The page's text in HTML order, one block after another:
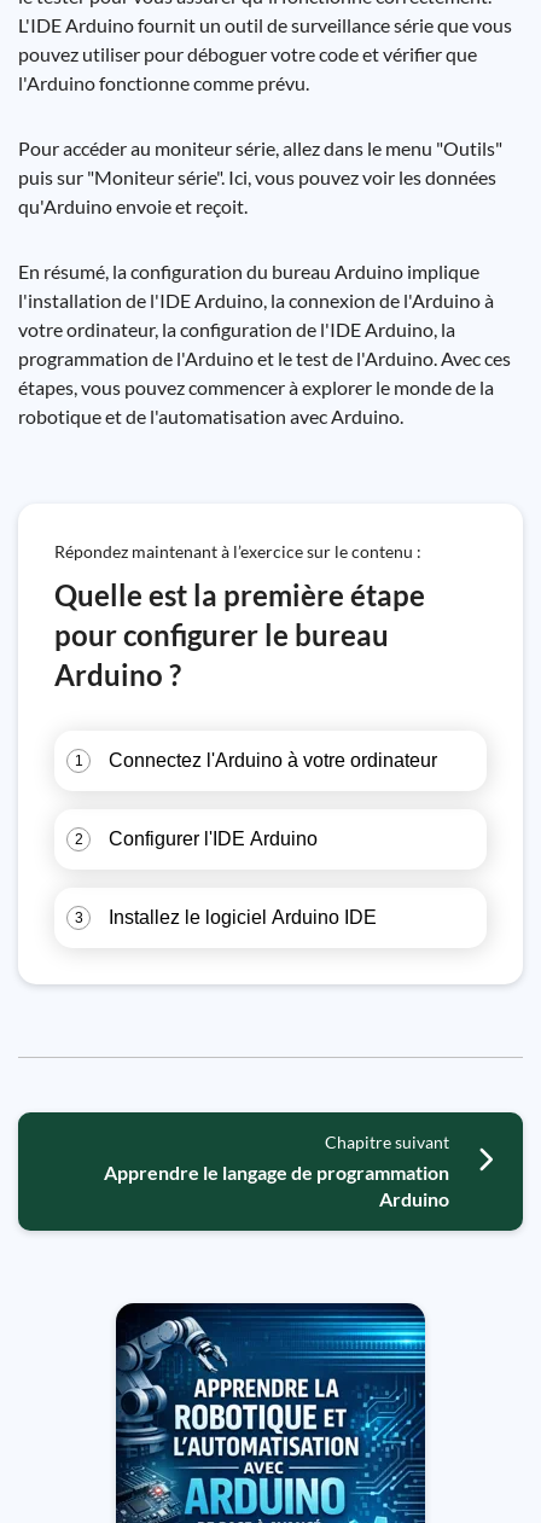
L'IDE Arduino fournit un outil de surveillance série que vous
pouvez utiliser pour déboguer votre code et vérifier que
l'Arduino fonctionne comme prévu.
Pour accéder au moniteur série, allez dans le menu "Outils"
puis sur "Moniteur série". Ici, vous pouvez voir les données
qu'Arduino envoie et reçoit.
En résumé, la configuration du bureau Arduino implique
l'installation de l'IDE Arduino, la connexion de l'Arduino à
votre ordinateur, la configuration de l'IDE Arduino, la
programmation de l'Arduino et le test de l'Arduino. Avec ces
étapes, vous pouvez commencer à explorer le monde de la
robotique et de l'automatisation avec Arduino.
Répondez maintenant à l’exercice sur le contenu :
Quelle est la première étape
pour configurer le bureau
Arduino ?
1 Connectez l'Arduino à votre ordinateur
2 Configurer l'IDE Arduino
3 Installez le logiciel Arduino IDE
Chapitre suivant
Apprendre le langage de programmation
Arduino